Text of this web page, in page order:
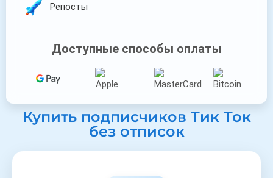
Репосты
Доступные способы оплаты
Купить подписчиков Тик Ток
без отписок